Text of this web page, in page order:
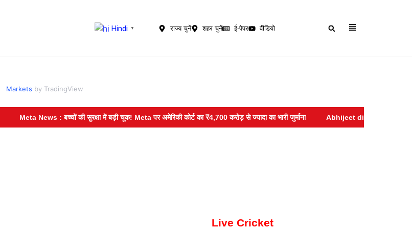
Hindi ▼ राज्य चुनें शहर चुनें ई-पेपर वीडियो
Markets by TradingView
News : बच्चों की सुरक्षा में बड़ी चूक! Meta पर अमेरिकी कोर्ट का ₹4,700 करोड़ से ज्यादा का भारी जुर्माना Abhijeet dipke :- नीट के बाद अब
Live Cricket